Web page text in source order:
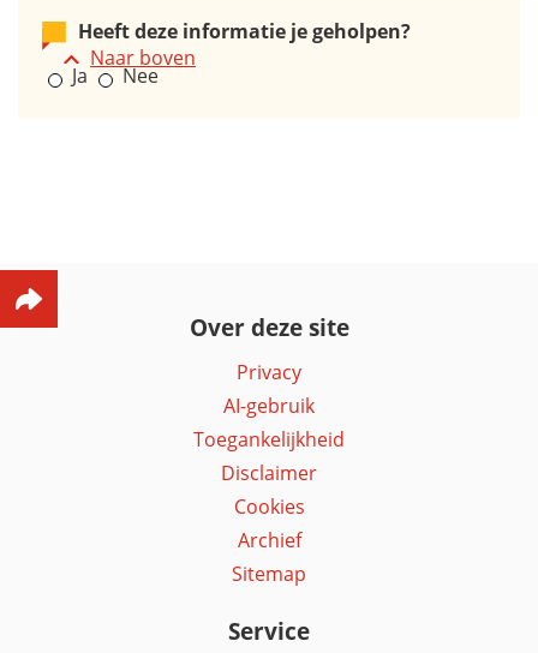
Heeft deze informatie je geholpen?
Ja
Nee
Naar boven
Over deze site
Privacy
AI-gebruik
Toegankelijkheid
Disclaimer
Cookies
Archief
Sitemap
Service